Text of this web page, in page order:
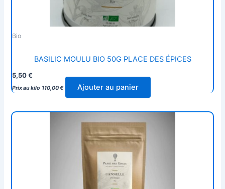
Bio
BASILIC MOULU BIO 50G PLACE DES ÉPICES
5,50€
Prix au kilo 110,00€ Ajouter au panier